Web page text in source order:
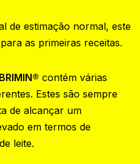
de estimação normal, este
as primeiras receitas.‍
contém várias
Estes são sempre
de alcançar um
em termos de
leite.‍